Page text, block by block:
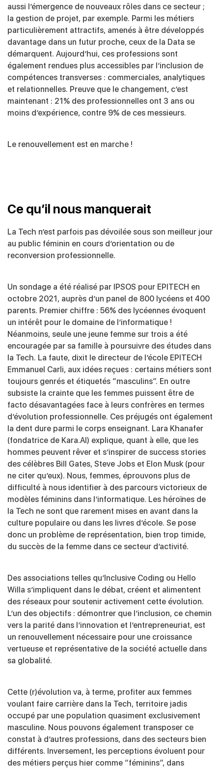
aussi l’émergence de nouveaux rôles dans ce secteur ;
la gestion de projet, par exemple. Parmi les métiers
particulièrement attractifs, amenés à être développés
davantage dans un futur proche, ceux de la Data se
démarquent. Aujourd’hui, ces professions sont
également rendues plus accessibles par l’inclusion de
compétences transverses : commerciales, analytiques
et relationnelles. Preuve que le changement, c’est
maintenant : 21% des professionnelles ont 3 ans ou
moins d’expérience, contre 9% de ces messieurs.
Le renouvellement est en marche !
Ce qu’il nous manquerait
La Tech n’est parfois pas dévoilée sous son meilleur jour
au public féminin en cours d’orientation ou de
reconversion professionnelle.
Un sondage a été réalisé par IPSOS pour EPITECH en
octobre 2021, auprès d’un panel de 800 lycéens et 400
parents. Premier chiffre : 56% des lycéennes évoquent
un intérêt pour le domaine de l’informatique !
Néanmoins, seule une jeune femme sur trois a été
encouragée par sa famille à poursuivre des études dans
la Tech. La faute, dixit le directeur de l’école EPITECH
Emmanuel Carli, aux idées reçues : certains métiers sont
toujours genrés et étiquetés “masculins”. En outre
subsiste la crainte que les femmes puissent être de
facto désavantagées face à leurs confrères en termes
d’évolution professionnelle. Ces préjugés ont également
la dent dure parmi le corps enseignant. Lara Khanafer
(fondatrice de Kara.AI) explique, quant à elle, que les
hommes peuvent rêver et s’inspirer de success stories
des célèbres Bill Gates, Steve Jobs et Elon Musk (pour
ne citer qu’eux). Nous, femmes, éprouvons plus de
difficulté à nous identifier à des parcours victorieux de
modèles féminins dans l’informatique. Les héroïnes de
la Tech ne sont que rarement mises en avant dans la
culture populaire ou dans les livres d’école. Se pose
donc un problème de représentation, bien trop timide,
du succès de la femme dans ce secteur d’activité.
Des associations telles qu’Inclusive Coding ou Hello
Willa s’impliquent dans le débat, créent et alimentent
des réseaux pour soutenir activement cette évolution.
L’un des objectifs : démontrer que l’inclusion, ce chemin
vers la parité dans l’innovation et l’entrepreneuriat, est
un renouvellement nécessaire pour une croissance
vertueuse et représentative de la société actuelle dans
sa globalité.
Cette (r)évolution va, à terme, profiter aux femmes
voulant faire carrière dans la Tech, territoire jadis
occupé par une population quasiment exclusivement
masculine. Nous pouvons également transposer ce
constat à d’autres professions, dans des secteurs bien
différents. Inversement, les perceptions évoluent pour
des métiers perçus hier comme “féminins”, dans